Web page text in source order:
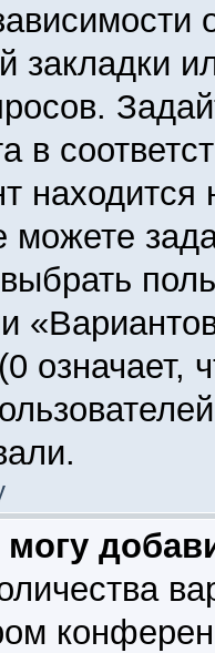
закладки
в
находится
означает,